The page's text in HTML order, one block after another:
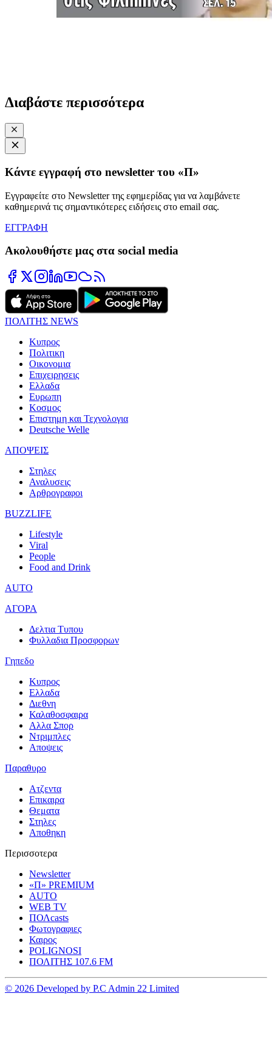
Διαβάστε περισσότερα
Κάντε εγγραφή στο newsletter του «Π»
Εγγραφείτε στο Newsletter της εφημερίδας για να λαμβάνετε
καθημερινά τις σημαντικότερες ειδήσεις στο email σας.
ΕΓΓΡΑΦΗ
Ακολουθήστε μας στα social media
ΠΟΛΙΤΗΣ NEWS
Κυπρος
Πολιτικη
Οικονομια
Επιχειρησεις
Ελλαδα
Ευρωπη
Κοσμος
Επιστημη και Τεχνολογια
Deutsche Welle
ΑΠΟΨΕΙΣ
Στηλες
Αναλυσεις
Αρθρογραφοι
BUZZLIFE
Lifestyle
Viral
People
Food and Drink
AUTO
ΑΓΟΡΑ
Δελτια Τυπου
Φυλλαδια Προσφορων
Γηπεδο
Κυπρος
Ελλαδα
Διεθνη
Καλαθοσφαιρα
Αλλα Σπορ
Ντριμπλες
Αποψεις
Παραθυρο
Ατζεντα
Επικαιρα
Θεματα
Στηλες
Αποθηκη
Περισσοτερα
Newsletter
«Π» PREMIUM
AUTO
WEB TV
ΠΟΛcasts
Φωτογραφιες
Καιρος
POLIGNOSI
ΠΟΛΙΤΗΣ 107.6 FM
© 2026 Developed by P.C Admin 22 Limited